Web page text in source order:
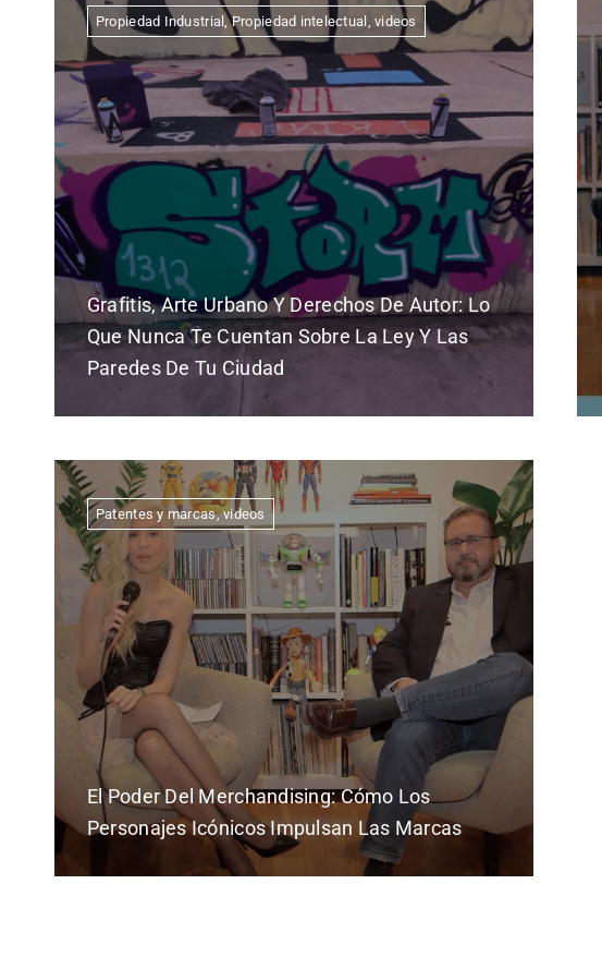
Propiedad Industrial,Propiedad intelectual ,videos
Grafitis, Arte Urbano Y Derechos De Autor: Lo
Que Nunca Te Cuentan Sobre La Ley Y Las
Paredes De Tu Ciudad
Patentes y marcas,videos
El Poder Del Merchandising: Cómo Los
Personajes Icónicos Impulsan Las Marcas